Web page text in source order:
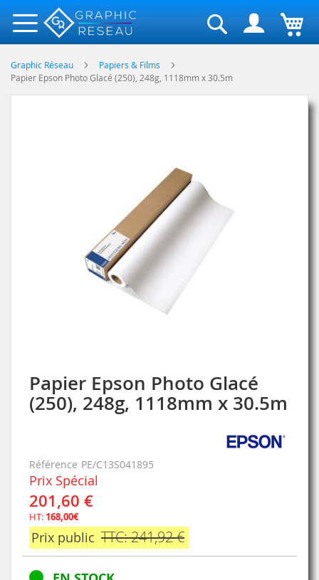
Rechercher
Graphic Réseau
Papiers & Films
Papier Epson Photo Glacé (250), 248g, 1118mm x 30.5m
Papier Epson Photo Glacé
(250), 248g, 1118mm x 30.5m
Référence PE/C13S041895
Prix Spécial
201,60 €
HT: 168,00€
Prix public TTC: 241,92 €
Skip
to
the
images
gallery